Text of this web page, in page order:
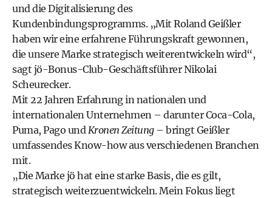
und die Digitalisierung des
Kundenbindungsprogramms. „Mit Roland Geißler
haben wir eine erfahrene Führungskraft gewonnen,
die unsere Marke strategisch weiterentwickeln wird“,
sagt jö-Bonus-Club-Geschäftsführer Nikolai
Scheurecker.
Mit 22 Jahren Erfahrung in nationalen und
internationalen Unternehmen – darunter Coca-Cola,
Puma, Pago undKronen Zeitung– bringt Geißler
umfassendes Know-how aus verschiedenen Branchen
mit.
„Die Marke jö hat eine starke Basis, die es gilt,
strategisch weiterzuentwickeln. Mein Fokus liegt